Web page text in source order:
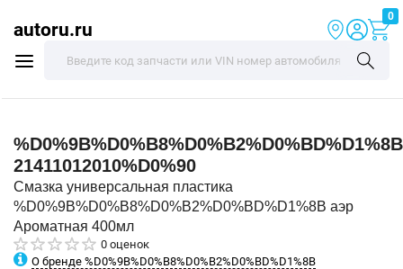
autoru.ru
0
%D0%9B%D0%B8%D0%B2%D0%BD%D1%8B
21411012010%D0%90
Смазка универсальная пластика
%D0%9B%D0%B8%D0%B2%D0%BD%D1%8B аэр
Ароматная 400мл
0 оценок
О бренде %D0%9B%D0%B8%D0%B2%D0%BD%D1%8B